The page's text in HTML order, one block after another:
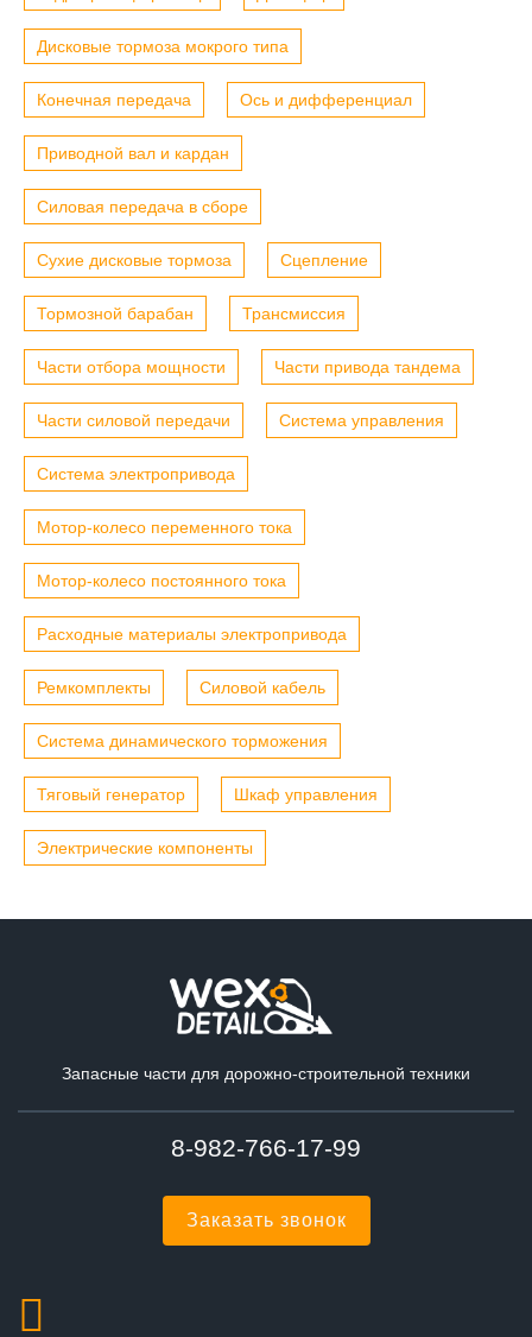
Дисковые тормоза мокрого типа
Конечная передача Ось и дифференциал
Приводной вал и кардан
Силовая передача в сборе
Сухие дисковые тормоза Сцепление
Тормозной барабан Трансмиссия
Части отбора мощности Части привода тандема
Части силовой передачи Система управления
Система электропривода
Мотор-колесо переменного тока
Мотор-колесо постоянного тока
Расходные материалы электропривода
Ремкомплекты Силовой кабель
Система динамического торможения
Тяговый генератор Шкаф управления
Электрические компоненты
Запасные части для дорожно-строительной техники
8-982-766-17-99
Заказать звонок